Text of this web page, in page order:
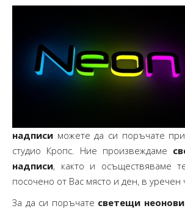
надписи можете да си поръчате
студио Кропс. Ние произвеждаме
надписи, както и осъществяваме
посочено от Вас място и ден, в уречен
За да си поръчате светещи